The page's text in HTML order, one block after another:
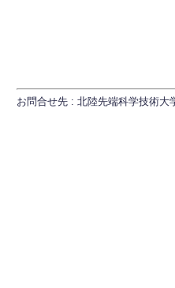
お問合せ先 : 北陸先端科学技術